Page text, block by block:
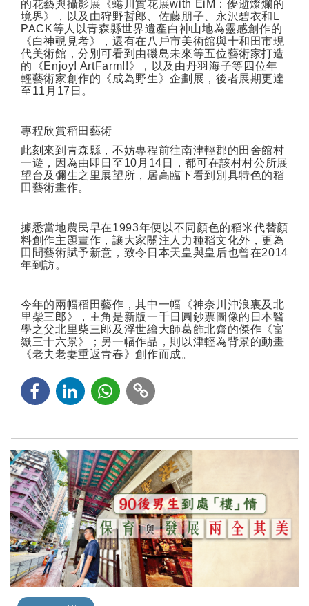
的花藝與攝影展《蜷川實花展with EiM ：儚逝燦爛的
境界》，以及由狩野哲郎、佐藤朋子、永沢碧衣和 L
PACK等人以青森縣世界遺產白神山地為靈感創作的
《白神覗見考》，還有在八戶市美術館與十和田市現
代美術館，分別可看到由磯島未來等五位藝術家打造
的《Enjoy! ArtFarm!!》，以及由丹羽海子等四位年
輕藝術家創作的《成為野生》企劃展，後者展期更達
至11 月 17 日。
專程欣賞稻田藝術
此刻來到青森縣，不妨專程前往南津輕郡的田舍館村
一遊，因為由即日至10 月 14 日，都可在該村村公所展
望台及彌生之里展望所，居高臨下看到別具特色的稻
田藝術畫作。
據悉當地農民早在1993年便以不同顏色的稻米代替顏
料創作主題畫作，讓大家關注人力種稻文化外，更為
田間藝術賦予新意，致令日本天皇與皇后也曾在2014
年到訪。
今年的兩幅稻田藝作，其中一幅《神奈川沖浪裏及北
里柴三郎》，主角是新版一千日圓鈔票圖像的日本醫
學之父北里柴三郎及浮世繪大師葛飾北齋的傑作《富
嶽三十六景》；另一幅作品，則以津輕為背景的動畫
《老夫老妻重返青春》創作而成。